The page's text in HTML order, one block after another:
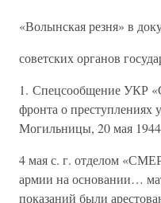
«Волынская резня» в
советских органов
1. Спецсообщение УКР
фронта о преступлениях
Могильницы, 20 мая 1944
4 мая с. г. отделом
армии на основании…
показаний были